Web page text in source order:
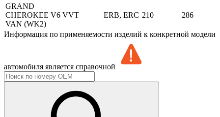
GRAND
CHEROKEE
VAN (WK2)
V6 VVT ERB, ERC 210 286
Информация по применяемости изделий к конкретной модели
автомобиля является справочной